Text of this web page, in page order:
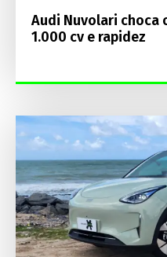
Audi Nuvolari choca
1.000 cv e rapidez